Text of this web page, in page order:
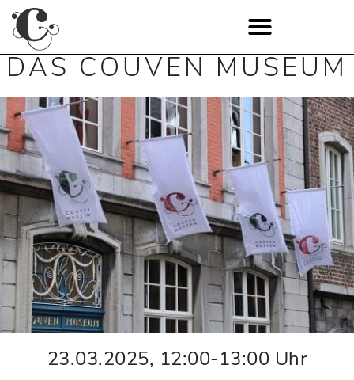
DAS COUVEN MUSEUM
23.03.2025, 12:00-13:00 Uhr